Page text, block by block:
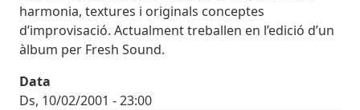
harmonia, textures i originals conceptes
d’improvisació. Actualment treballen en l’edició d’un
àlbum per Fresh Sound.
Data
Ds, 10/02/2001 - 23:00